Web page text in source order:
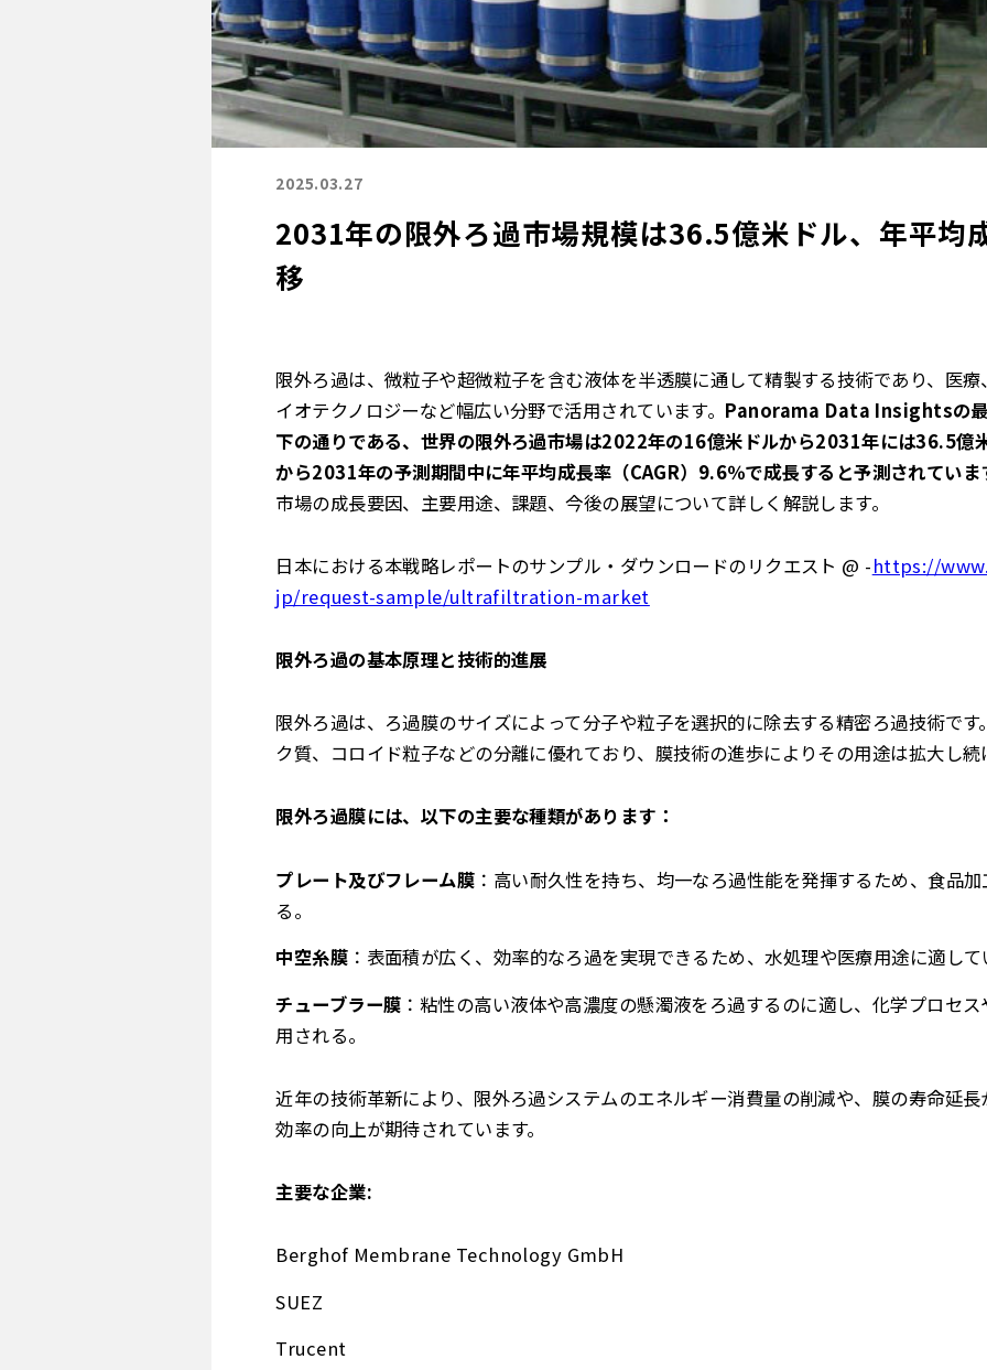
2025.03.27
2031年の限外ろ過市場規模は36.5億米ドル、年平均
移
限外ろ過は、微粒子や超微粒子を含む液体を半透膜に通して精製する技術であり、医
イオテクノロジーなど幅広い分野で活用されています。 Panorama Data Insightsの最
下の通りである、世界の限外ろ過市場は2022年の16億米ドルから2031年には36.5億
から2031年の予測期間中に年平均成長率（CAGR）9.6％で成長すると予測されていま
市場の成長要因、主要用途、課題、今後の展望について詳しく解説します。
日本における本戦略レポートのサンプル・ダウンロードのリクエスト @ -https://
jp/request-sample/ultrafiltration-market
限外ろ過の基本原理と技術的進展
限外ろ過は、ろ過膜のサイズによって分子や粒子を選択的に除去する精密ろ過技術で
ク質、コロイド粒子などの分離に優れており、膜技術の進歩によりその用途は拡大し続
限外ろ過膜には、以下の主要な種類があります：
プレート及びフレーム膜 ：高い耐久性を持ち、均一なろ過性能を発揮するため、食品
る。
中空糸膜 ：表面積が広く、効率的なろ過を実現できるため、水処理や医療用途に適して
チューブラー膜 ：粘性の高い液体や高濃度の懸濁液をろ過するのに適し、化学プロセ
用される。
近年の技術革新により、限外ろ過システムのエネルギー消費量の削減や、膜の寿命延
効率の向上が期待されています。
主要な企業:
Berghof Membrane Technology GmbH
SUEZ
Trucent